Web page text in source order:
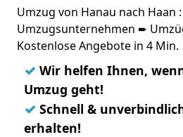
Umzug von Hanau nach Haan
Umzugsunternehmen ➨
Kostenlose Angebote in 4 Min.
✓ Wir helfen Ihnen,
Umzug geht!
✓ Schnell &
erhalten!